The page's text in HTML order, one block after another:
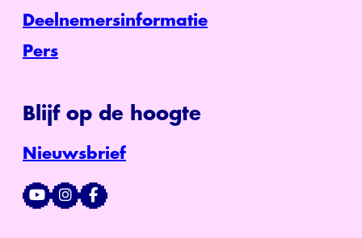
Deelnemersinformatie
Pers
Blijf op de hoogte
Nieuwsbrief